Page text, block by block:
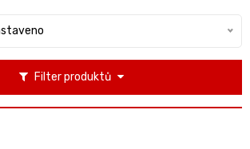
Filter produktů